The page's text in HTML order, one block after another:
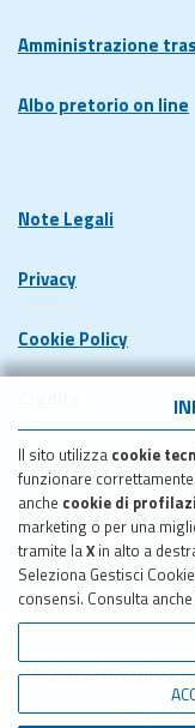
Il sito utilizza cookie
funzionare
anche cookie di
marketing o per una
tramite laX in alto a
Seleziona Gestisci
consensi. Consulta
Amministrazione
Albo pretorio on line
Note Legali
Privacy
Cookie Policy
Dichiarazione di
Meccanismo di
Pubblicazione
© 2024
Seguici